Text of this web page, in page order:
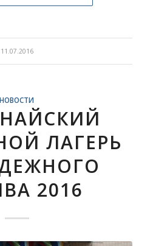
11.07.2016
НОВОСТИ
ЛАГЕРЬ
2016